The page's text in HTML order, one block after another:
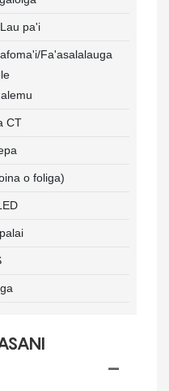
pa'i
Fa'asalalauga
CT
o foliga)